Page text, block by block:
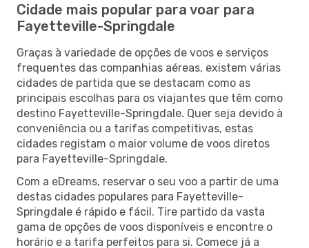
Cidade mais popular para voar para
Fayetteville-Springdale
Graças à variedade de opções de voos e serviços
frequentes das companhias aéreas, existem várias
cidades de partida que se destacam como as
principais escolhas para os viajantes que têm como
destino Fayetteville-Springdale. Quer seja devido à
conveniência ou a tarifas competitivas, estas
cidades registam o maior volume de voos diretos
para Fayetteville-Springdale.
Com a eDreams, reservar o seu voo a partir de uma
destas cidades populares para Fayetteville-
Springdale é rápido e fácil. Tire partido da vasta
gama de opções de voos disponíveis e encontre o
horário e a tarifa perfeitos para si. Comece já a